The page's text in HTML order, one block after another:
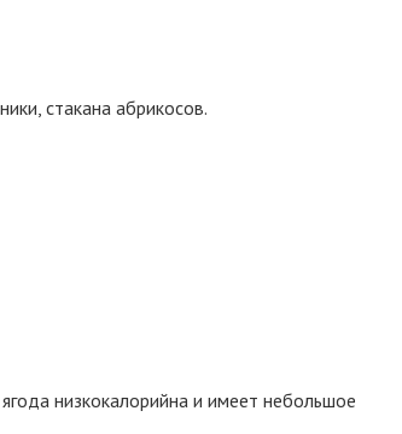
стакана абрикосов.
низкокалорийна и имеет небольшое